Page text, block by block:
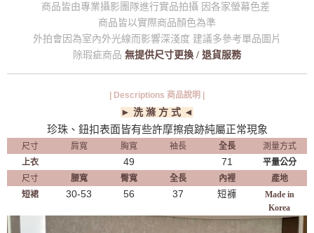
商品皆由專業攝影團隊進行實品拍攝 因各家螢幕色差
商品皆以實際商品顏色為準
外拍會因為室內外光線而影響深淺度 建議多參考單品圖片
除瑕疵商品 無提供尺寸更換 / 退貨服務
| Descriptions 商品說明 |
► 洗 滌 方 式 ◄
珍珠、鈕扣表面皆有些許摩擦痕跡純屬正常現象
尺寸 肩寬 胸寬 袖長 全長
測量方式
上衣
49 71
平量公分
尺寸
腰寬 臀寬 全長 內裡
產地
短裙
30-53 56 37 短褲
Made in
Korea